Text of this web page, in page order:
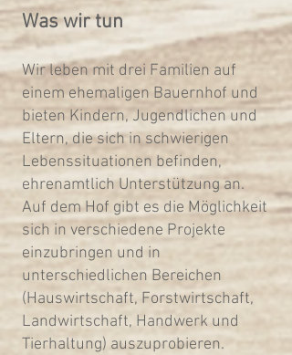
Was wir tun​
Wir leben mit drei Familien auf
einem ehemaligen Bauernhof und
bieten Kindern, Jugendlichen und
Eltern, die sich in schwierigen
Lebenssituationen befinden,
ehrenamtlich Unterstützung an.
Auf dem Hof gibt es die Möglichkeit
sich in verschiedene Projekte
einzubringen und in
unterschiedlichen Bereichen
(Hauswirtschaft, Forstwirtschaft,
Landwirtschaft, Handwerk und
Tierhaltung) auszuprobieren.